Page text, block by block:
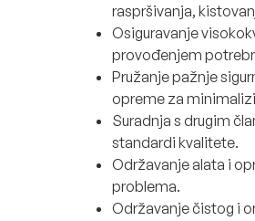
raspršivanja,
Osiguravanje
provođenjem
Pružanje pažnje
opreme za
Suradnja s drugim
standardi kvalitete.
Održavanje alata i
problema.
Održavanje čistog i